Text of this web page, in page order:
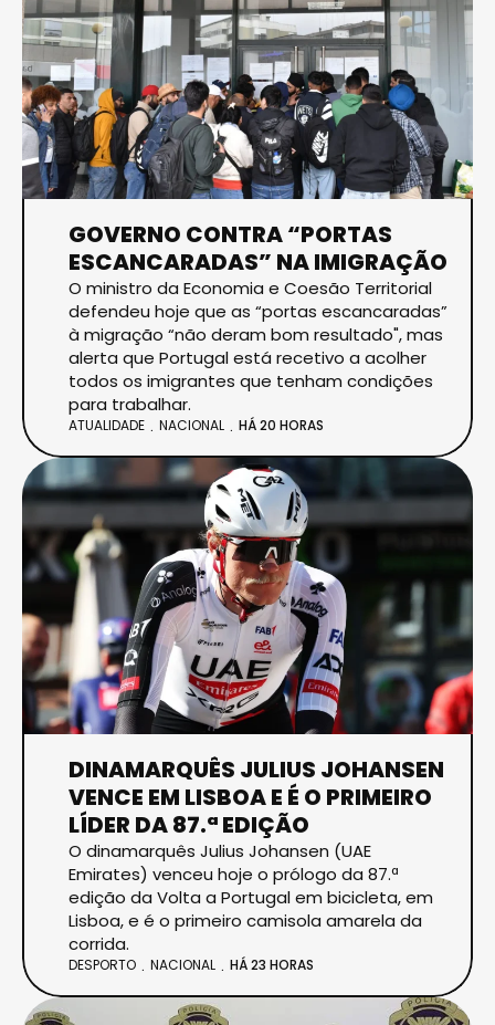
GOVERNO CONTRA “PORTAS
ESCANCARADAS” NA IMIGRAÇÃO
O ministro da Economia e Coesão Territorial
defendeu hoje que as “portas escancaradas”
à migração “não deram bom resultado", mas
alerta que Portugal está recetivo a acolher
todos os imigrantes que tenham condições
para trabalhar.
ATUALIDADE NACIONAL HÁ 20 HORAS
DINAMARQUÊS JULIUS JOHANSEN
VENCE EM LISBOA E É O PRIMEIRO
LÍDER DA 87.ª EDIÇÃO
O dinamarquês Julius Johansen (UAE
Emirates) venceu hoje o prólogo da 87.ª
edição da Volta a Portugal em bicicleta, em
Lisboa, e é o primeiro camisola amarela da
corrida.
DESPORTO NACIONAL HÁ 23 HORAS